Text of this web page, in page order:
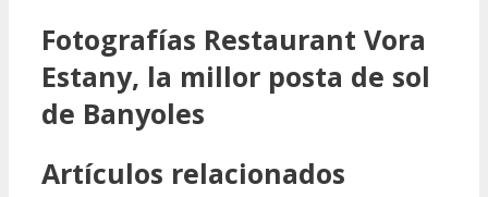
Fotografías Restaurant Vora
Estany, la millor posta de sol
de Banyoles
Artículos relacionados